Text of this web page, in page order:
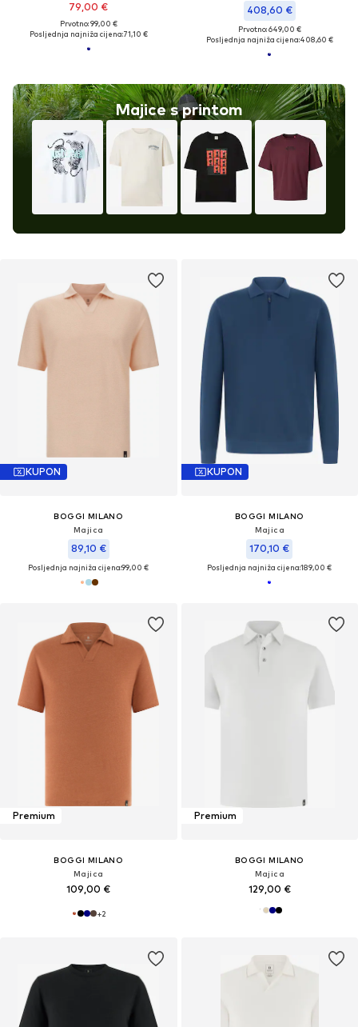
79,00 €
Prvotno: 99,00 €
Posljednja najniža cijena:71,10 €
Majice s printom
408,60 €
Prvotno: 649,00 €
Posljednja najniža cijena:408,60 €
KUPON
BOGGI MILANO
Majica
89,10 €
Posljednja najniža cijena:99,00 €
KUPON
BOGGI MILANO
Majica
170,10 €
Posljednja najniža cijena:189,00 €
Premium
BOGGI MILANO
Majica
109,00 €
+2
Premium
BOGGI MILANO
Majica
129,00 €